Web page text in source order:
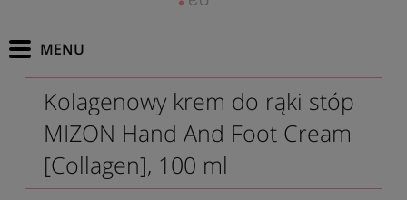
Kolagenowy krem do rąki stóp
MIZON Hand And Foot Cream
[Collagen], 100 ml